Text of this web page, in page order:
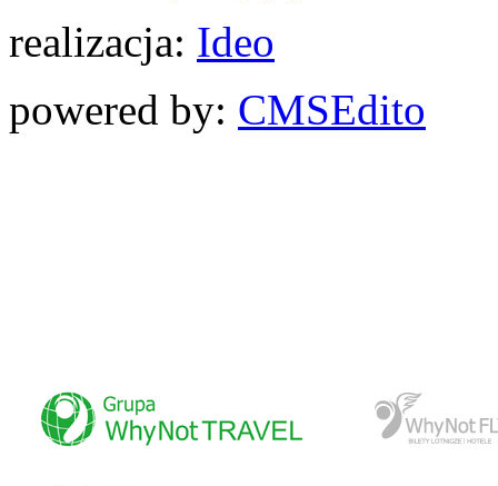
realizacja: Ideo
powered by: CMSEdito